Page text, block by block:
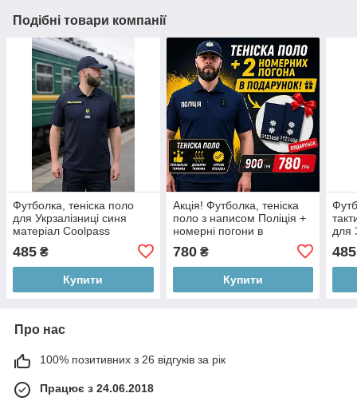
Подібні товари компанії
Футболка, теніска поло
для Укрзалізниці синя
матеріал Coolpass
485 ₴
Купити
Акція! Футболка, теніска
поло з написом Поліція +
номерні погони в
Темно-синій
780₴
Купити
для
485
Про нас
100% позитивних з 26 відгуків за рік
Працює з 24.06.2018